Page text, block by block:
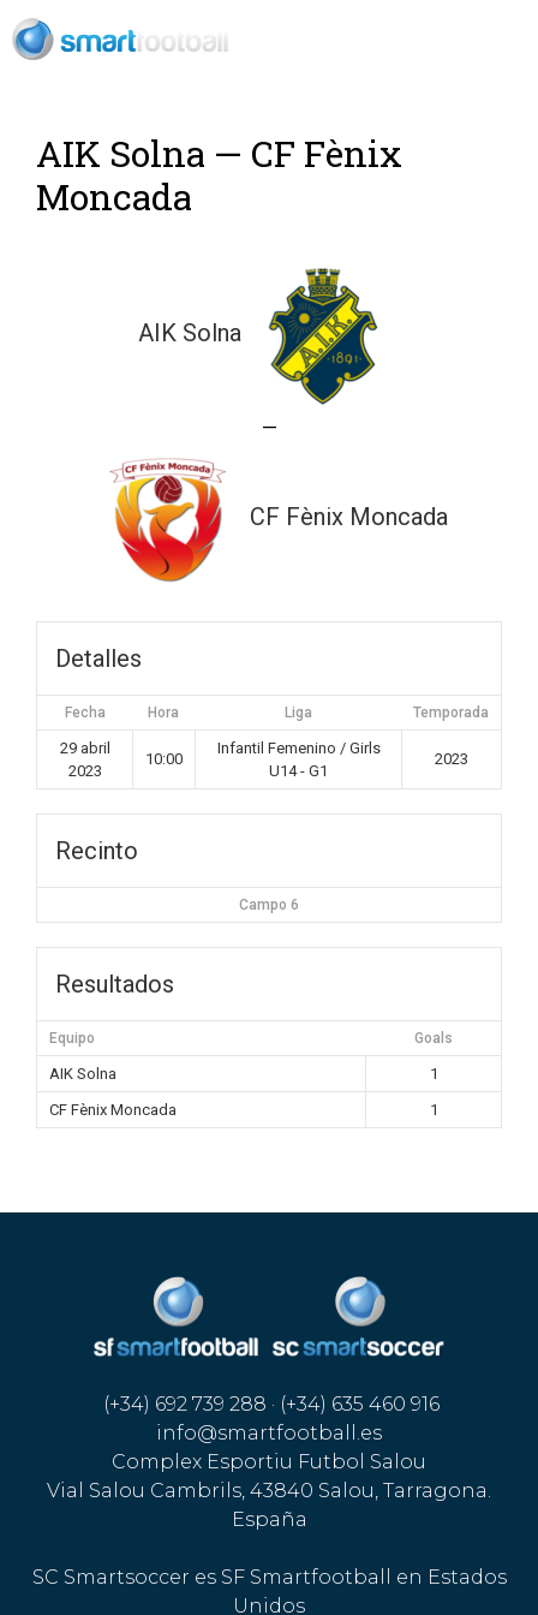
AIK Solna — CF Fènix
Moncada
AIK Solna
—
CF Fènix Moncada
Detalles
Fecha Hora Liga Temporada
29 abril
2023
10:00
Infantil Femenino / Girls
U14 - G1
2023
Recinto
Campo 6
Resultados
Equipo Goals
AIK Solna
1
CF Fènix Moncada
1
(+34) 692 739 288 · (+34) 635 460 916
info@smartfootball.es
Complex Esportiu Futbol Salou
Vial Salou Cambrils, 43840 Salou, Tarragona.
España
SC Smartsoccer es SF Smartfootball en Estados
Unidos